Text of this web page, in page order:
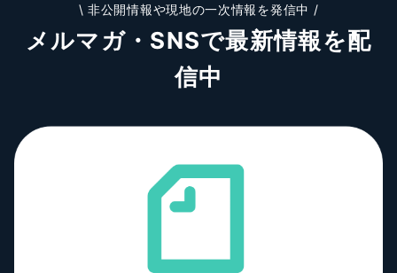
\ 非公開情報や現地の一次情報を発信中 /
メルマガ・SNSで最新情報を配
信中